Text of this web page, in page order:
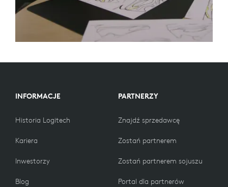
INFORMACJE
Historia Logitech
Kariera
Inwestorzy
Blog
PARTNERZY
Znajdź sprzedawcę
Zostań partnerem
Zostań partnerem sojuszu
Portal dla partnerów